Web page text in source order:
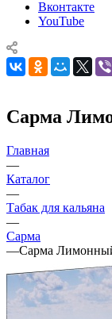
Вконтакте
YouTube
Сарма
Главная
—
Каталог
—
Табак для кальяна
—
Сарма
—Сарма